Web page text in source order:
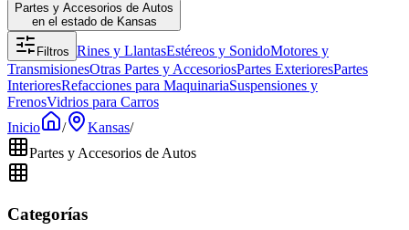
Partes y Accesorios de Autos
en el estado de Kansas
Filtros Rines y LlantasEstéreos y SonidoMotores y
TransmisionesOtras Partes y AccesoriosPartes ExterioresPartes
InterioresRefacciones para MaquinariaSuspensiones y
FrenosVidrios para Carros
Inicio
/ Kansas/
Partes y Accesorios de Autos
Categorías